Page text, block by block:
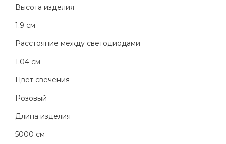
Высота изделия
1.9 см
Расстояние между светодиодами
1.04 см
Цвет свечения
Розовый
Длина изделия
5000 см